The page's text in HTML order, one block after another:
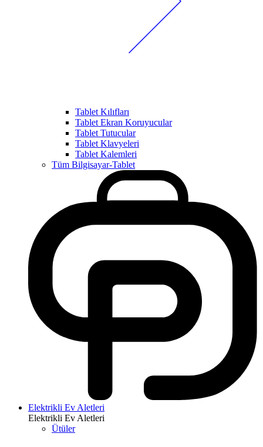
Tablet Kılıfları
Tablet Ekran Koruyucular
Tablet Tutucular
Tablet Klavyeleri
Tablet Kalemleri
Tüm Bilgisayar-Tablet
Elektrikli Ev Aletleri
Elektrikli Ev Aletleri
Ütüler